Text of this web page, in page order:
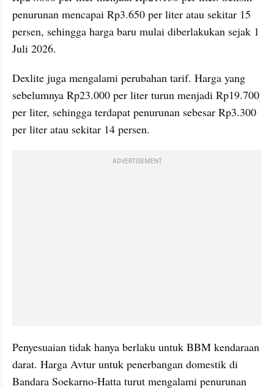
penurunan mencapai Rp3.650 per liter atau sekitar 15
persen, sehingga harga baru mulai diberlakukan sejak 1
Juli 2026.
Dexlite juga mengalami perubahan tarif. Harga yang
sebelumnya Rp23.000 per liter turun menjadi Rp19.700
per liter, sehingga terdapat penurunan sebesar Rp3.300
per liter atau sekitar 14 persen.
ADVERTISEMENT
Penyesuaian tidak hanya berlaku untuk BBM kendaraan
darat. Harga Avtur untuk penerbangan domestik di
Bandara Soekarno-Hatta turut mengalami penurunan